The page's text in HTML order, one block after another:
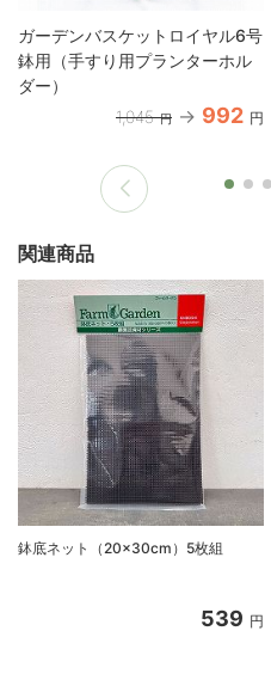
ガーデンバスケットロイヤル6号
鉢用（手すり用プランターホル
ダー）
1,045 円 992 円
関連商品
鉢底ネット（20×30cm）5枚組
539 円